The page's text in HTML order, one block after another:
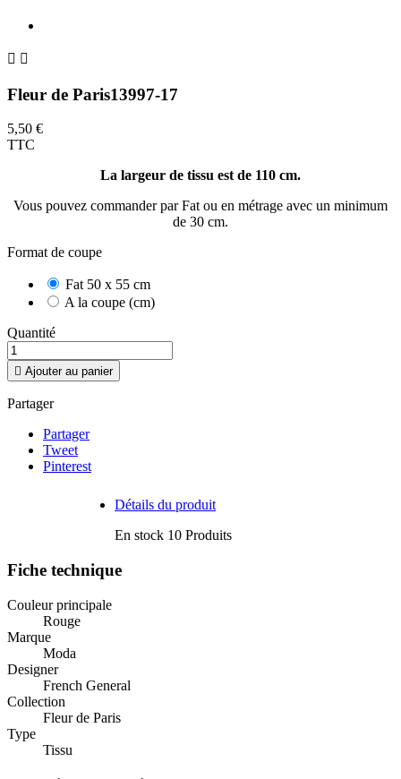
 
Fleur de Paris13997-17
5,50 €
TTC
La largeur de tissu est de 110 cm.
Vous pouvez commander par Fat ou en métrage avec un minimum
de 30 cm.
Format de coupe
Fat 50 x 55 cm
A la coupe (cm)
Quantité
 Ajouter au panier
Partager
Partager
Tweet
Pinterest
Détails du produit
En stock 10 Produits
Fiche technique
Couleur principale
Rouge
Marque
Moda
Designer
French General
Collection
Fleur de Paris
Type
Tissu